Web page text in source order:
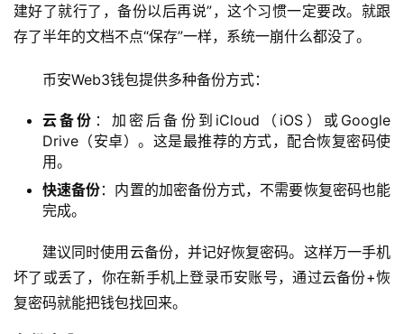
建好了就行了，备份以后再说”，这个习惯一定要改。就跟
存了半年的文档不点“保存”一样，系统一崩什么都没了。
币安Web3钱包提供多种备份方式：
云备份 ：加密后备份到iCloud（iOS）或Google
Drive（安卓）。这是最推荐的方式，配合恢复密码使
用。
快速备份：内置的加密备份方式，不需要恢复密码也能
完成。
建议同时使用云备份，并记好恢复密码。这样万一手机
坏了或丢了，你在新手机上登录币安账号，通过云备份+恢
复密码就能把钱包找回来。